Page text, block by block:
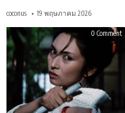
coconus 19 พฤษภาคม 2026
0 Commenton